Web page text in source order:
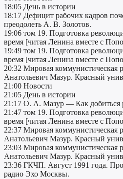
18:05 День в истории
18:17 Дефицит рабочих кадров
преодолеть А. В. Золотов.
19:06 том 19. Подготовка
время [читая Ленина вместе с
19:49 том 19. Подготовка
время [читая Ленина вместе с
20:32 Мировая коммунистическая
Анатольевич Мазур. Красный
21:00 Новости
21:05 День в истории
21:17 О. А. Мазур — Как добиться
21:47 том 19. Подготовка
время [читая Ленина вместе с
22:37 Мировая коммунистическая
Анатольевич Мазур. Красный
23:03 Мировая коммунистическая
Анатольевич Мазур. Красный
23:36 ГКЧП. Август 1991 года.
радио Эхо Москвы.